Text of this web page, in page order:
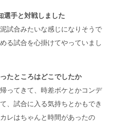
選手と対戦しました
試合みたいな感じになりそうで
る試合を心掛けてやっていまし
たところはどこでしたか
ってきて、時差ボケとかコンデ
、試合に入る気持ちとかもでき
レはちゃんと時間があったの